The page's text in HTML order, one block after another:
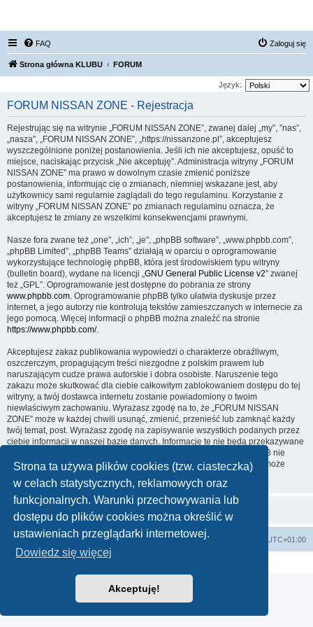
Strona ta używa plików cookies (tzw. ciasteczka)
w celach statystycznych, reklamowych oraz
funkcjonalnych. Warunki przechowywania lub
dostępu do plików cookies można określić w
ustawieniach przeglądarki internetowej.
Dowiedz się więcej
Akceptuję!
FAQ Zaloguj się
Strona główna KLUBU FORUM
Język:
FORUM NISSAN ZONE - Rejestracja
Rejestrując się na witrynie „FORUM NISSAN ZONE”, zwanej dalej „my”, ”nas”,
„nasza”, „FORUM NISSAN ZONE”, „https://nissanzone.pl”, akceptujesz
wyszczególnione poniżej postanowienia. Jeśli ich nie akceptujesz, opuść to
miejsce, naciskając przycisk „Nie akceptuję”. Administracja witryny „FORUM
NISSAN ZONE” ma prawo w dowolnym czasie zmienić poniższe
postanowienia, informując cię o zmianach, niemniej wskazane jest, aby
użytkownicy sami regularnie zaglądali do tego regulaminu. Korzystanie z
witryny „FORUM NISSAN ZONE” po zmianach regulaminu oznacza, że
akceptujesz te zmiany ze wszelkimi konsekwencjami prawnymi.
Nasze fora zwane też „one”, „ich”, „je”, „phpBB software”, „www.phpbb.com”,
„phpBB Limited”, „phpBB Teams” działają w oparciu o oprogramowanie
wykorzystujące technologię phpBB, która jest środowiskiem typu witryny
(bulletin board), wydane na licencji „GNU General Public License v2” zwanej
też „GPL”. Oprogramowanie jest dostępne do pobrania ze strony
www.phpbb.com. Oprogramowanie phpBB tylko ułatwia dyskusje przez
internet, a jego autorzy nie kontrolują tekstów zamieszczanych w internecie za
jego pomocą. Więcej informacji o phpBB można znaleźć na stronie
https://www.phpbb.com/.
Akceptujesz zakaz publikowania wypowiedzi o charakterze obraźliwym,
oszczerczym, propagującym treści niezgodne z polskim prawem lub
naruszającym cudze prawa autorskie i dobra osobiste. Naruszenie tego
zakazu może skutkować dla ciebie całkowitym zablokowaniem dostępu do tej
witryny, a twój dostawca internetu zostanie powiadomiony o twoim
niewłaściwym zachowaniu. Wyrażasz zgodę na to, że „FORUM NISSAN
ZONE” może w każdej chwili usunąć, zmienić, przenieść lub zamknąć każdy
twój temat, post. Wyrażasz zgodę na zapisywanie wszystkich podanych przez
ciebie informacji w naszej bazie danych. Informacje te nie będą przekazywane
nikomu bez twojej zgody, ale ani „FORUM NISSAN ZONE”, ani phpBB nie
ponosi odpowiedzialności za włamania do witryny, podczas których może
dojść do kradzieży danych.
Strona główna KLUBU FORUM UTC+01:00
Technologię dostarcza